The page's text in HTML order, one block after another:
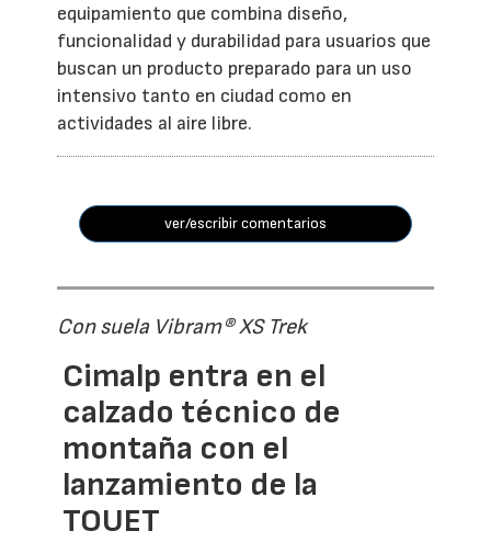
equipamiento que combina diseño,
funcionalidad y durabilidad para usuarios que
buscan un producto preparado para un uso
intensivo tanto en ciudad como en
actividades al aire libre.
ver/escribir comentarios
Con suela Vibram® XS Trek
Cimalp entra en el
calzado técnico de
montaña con el
lanzamiento de la
TOUET